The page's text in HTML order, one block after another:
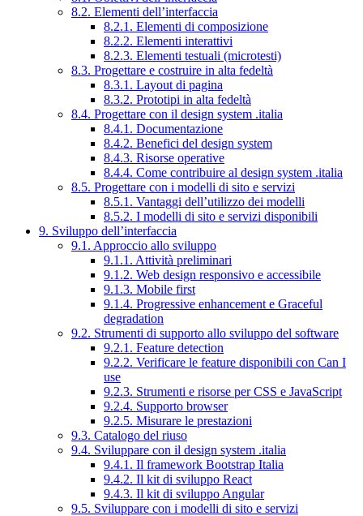
8.2. Elementi dell’interfaccia
8.2.1. Elementi di composizione
8.2.2. Elementi interattivi
8.2.3. Elementi testuali (microtesti)
8.3. Progettare e costruire in alta fedeltà
8.3.1. Layout di pagina
8.3.2. Prototipi in alta fedeltà
8.4. Progettare con il design system .italia
8.4.1. Documentazione
8.4.2. Benefici del design system
8.4.3. Risorse operative
8.4.4. Come contribuire al design system .italia
8.5. Progettare con i modelli di sito e servizi
8.5.1. Vantaggi dell’utilizzo dei modelli
8.5.2. I modelli di sito e servizi disponibili
9. Sviluppo dell’interfaccia
9.1. Approccio allo sviluppo
9.1.1. Attività preliminari
9.1.2. Web design responsivo e accessibile
9.1.3. Mobile first
9.1.4. Progressive enhancement e Graceful
degradation
9.2. Strumenti di supporto allo sviluppo del software
9.2.1. Feature detection
9.2.2. Verificare le feature disponibili con Can I
use
9.2.3. Strumenti e risorse per CSS e JavaScript
9.2.4. Supporto browser
9.2.5. Misurare le prestazioni
9.3. Catalogo del riuso
9.4. Sviluppare con il design system .italia
9.4.1. Il framework Bootstrap Italia
9.4.2. Il kit di sviluppo React
9.4.3. Il kit di sviluppo Angular
9.5. Sviluppare con i modelli di sito e servizi